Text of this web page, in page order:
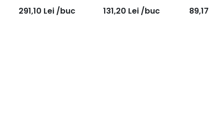
Wax 2.0, 7266, 150g
291,10 Lei /buc
500ml, 7166EX
131,20 Lei /buc 89,17